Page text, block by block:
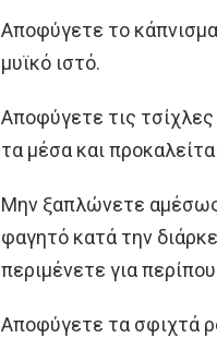
Αποφύγετε το
μυϊκό ιστό.
Αποφύγετε τις
τα μέσα και
Μην ξαπλώνετε
φαγητό κατά την
περιμένετε για
Αποφύγετε τα σφιχτά